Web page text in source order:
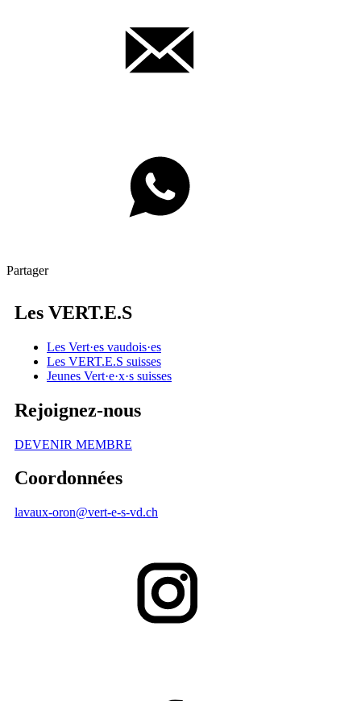
Partager
Les VERT.E.S
Les Vert·es vaudois·es
Les VERT.E.S suisses
Jeunes Vert·e·x·s suisses
Rejoignez-nous
DEVENIR MEMBRE
Coordonnées
lavaux-oron@vert-e-s-vd.ch